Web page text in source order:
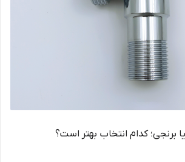
برنجی؛ کدام انتخاب بهتر است؟